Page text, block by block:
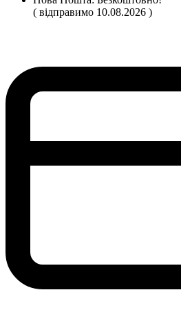
( відправимо 10.08.2026 )